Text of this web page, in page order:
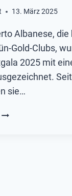
13. März 2025
Albanese,
Gold-Clubs,
2025 mit
sie…
AUSNAHMETRAINER